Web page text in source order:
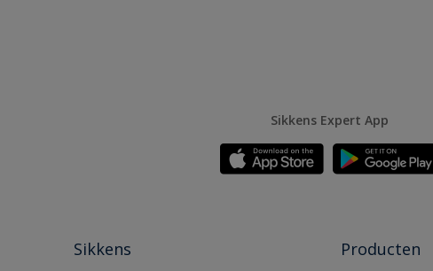
Sikkens Expert App
Sikkens Producten